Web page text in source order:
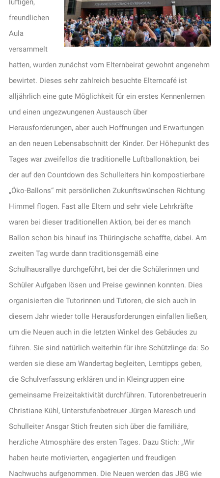
luftigen,
freundlichen
Aula
versammelt
hatten, wurden zunächst vom Elternbeirat gewohnt angenehm
bewirtet. Dieses sehr zahlreich besuchte Elterncafé ist
alljährlich eine gute Möglichkeit für ein erstes Kennenlernen
und einen ungezwungenen Austausch über
Herausforderungen, aber auch Hoffnungen und Erwartungen
an den neuen Lebensabschnitt der Kinder. Der Höhepunkt des
Tages war zweifellos die traditionelle Luftballonaktion, bei
der auf den Countdown des Schulleiters hin kompostierbare
„Öko-Ballons“ mit persönlichen Zukunftswünschen Richtung
Himmel flogen. Fast alle Eltern und sehr viele Lehrkräfte
waren bei dieser traditionellen Aktion, bei der es manch
Ballon schon bis hinauf ins Thüringische schaffte, dabei. Am
zweiten Tag wurde dann traditionsgemäß eine
Schulhausrallye durchgeführt, bei der die Schülerinnen und
Schüler Aufgaben lösen und Preise gewinnen konnten. Dies
organisierten die Tutorinnen und Tutoren, die sich auch in
diesem Jahr wieder tolle Herausforderungen einfallen ließen,
um die Neuen auch in die letzten Winkel des Gebäudes zu
führen. Sie sind natürlich weiterhin für ihre Schützlinge da: So
werden sie diese am Wandertag begleiten, Lerntipps geben,
die Schulverfassung erklären und in Kleingruppen eine
gemeinsame Freizeitaktivität durchführen. Tutorenbetreuerin
Christiane Kühl, Unterstufenbetreuer Jürgen Maresch und
Schulleiter Ansgar Stich freuten sich über die familiäre,
herzliche Atmosphäre des ersten Tages. Dazu Stich: „Wir
haben heute motivierten, engagierten und freudigen
Nachwuchs aufgenommen. Die Neuen werden das JBG wie